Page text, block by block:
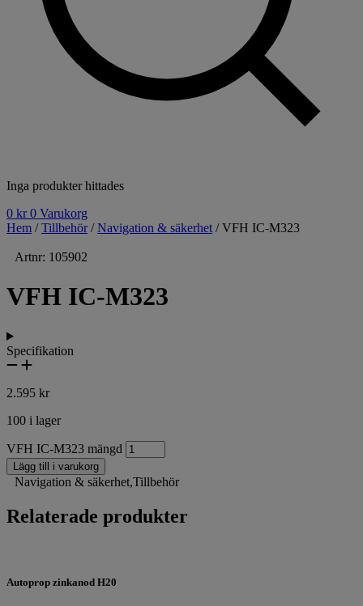
Inga produkter hittades
0 kr 0 Varukorg
Hem /Tillbehör /Navigation & säkerhet / VFH IC-M323
Artnr: 105902
VFH IC-M323
Specifikation
2.595 kr
100 i lager
VFH IC-M323 mängd
Lägg till i varukorg
Navigation & säkerhet,Tillbehör
Relaterade produkter
Autoprop zinkanod H20